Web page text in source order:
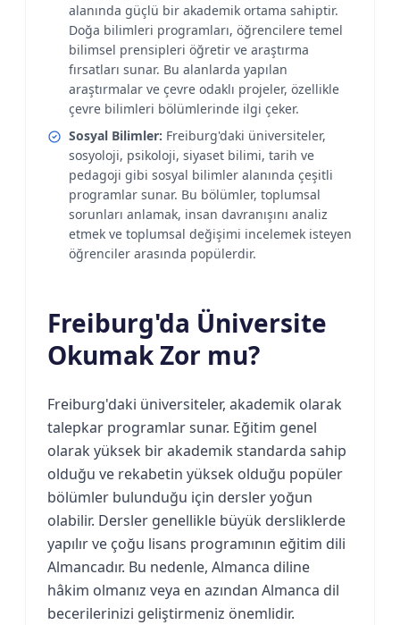
alanında güçlü bir akademik ortama sahiptir.
Doğa bilimleri programları, öğrencilere temel
bilimsel prensipleri öğretir ve araştırma
fırsatları sunar. Bu alanlarda yapılan
araştırmalar ve çevre odaklı projeler, özellikle
çevre bilimleri bölümlerinde ilgi çeker.
Sosyal Bilimler: Freiburg'daki üniversiteler,
sosyoloji, psikoloji, siyaset bilimi, tarih ve
pedagoji gibi sosyal bilimler alanında çeşitli
programlar sunar. Bu bölümler, toplumsal
sorunları anlamak, insan davranışını analiz
etmek ve toplumsal değişimi incelemek isteyen
öğrenciler arasında popülerdir.
Freiburg'da Üniversite
Okumak Zor mu?
Freiburg'daki üniversiteler, akademik olarak
talepkar programlar sunar. Eğitim genel
olarak yüksek bir akademik standarda sahip
olduğu ve rekabetin yüksek olduğu popüler
bölümler bulunduğu için dersler yoğun
olabilir. Dersler genellikle büyük dersliklerde
yapılır ve çoğu lisans programının eğitim dili
Almancadır. Bu nedenle, Almanca diline
hâkim olmanız veya en azından Almanca dil
becerilerinizi geliştirmeniz önemlidir.